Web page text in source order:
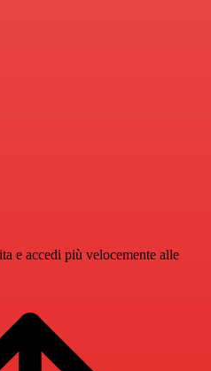
e accedi più velocemente alle